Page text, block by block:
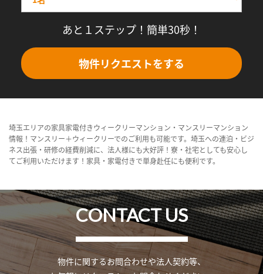
あと１ステップ！簡単30秒！
物件リクエストをする
埼玉エリアの家具家電付きウィークリーマンション・マンスリーマンション
情報！マンスリー＋ウィークリーでのご利用も可能です。埼玉への連泊・ビジ
ネス出張・研修の経費削減に、法人様にも大好評！寮・社宅としても安心し
てご利用いただけます！家具・家電付きで単身赴任にも便利です。
CONTACT US
物件に関するお問合わせや法人契約等、